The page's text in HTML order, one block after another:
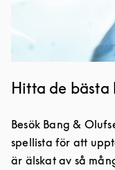
Hitta de
Besök Bang &
spellista för att
är älskat av så